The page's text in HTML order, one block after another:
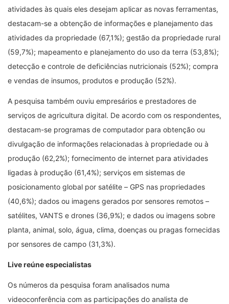
atividades às quais eles desejam aplicar as novas ferramentas,
destacam-se a obtenção de informações e planejamento das
atividades da propriedade (67,1%); gestão da propriedade rural
(59,7%); mapeamento e planejamento do uso da terra (53,8%);
detecção e controle de deficiências nutricionais (52%); compra
e vendas de insumos, produtos e produção (52%).
A pesquisa também ouviu empresários e prestadores de
serviços de agricultura digital. De acordo com os respondentes,
destacam-se programas de computador para obtenção ou
divulgação de informações relacionadas à propriedade ou à
produção (62,2%); fornecimento de internet para atividades
ligadas à produção (61,4%); serviços em sistemas de
posicionamento global por satélite – GPS nas propriedades
(40,6%); dados ou imagens gerados por sensores remotos –
satélites, VANTS e drones (36,9%); e dados ou imagens sobre
planta, animal, solo, água, clima, doenças ou pragas fornecidas
por sensores de campo (31,3%).
Live reúne especialistas
Os números da pesquisa foram analisados numa
videoconferência com as participações do analista de